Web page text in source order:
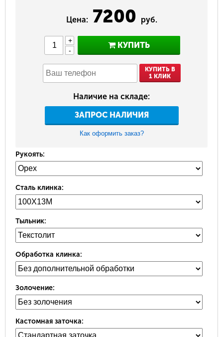
Цена: 7200 руб.
+
-
КУПИТЬ
КУПИТЬ В
1 КЛИК
Наличие на складе:
ЗАПРОС НАЛИЧИЯ
Как оформить заказ?
Рукоять:
Сталь клинка:
Тыльник:
Обработка клинка:
Золочение:
Кастомная заточка: